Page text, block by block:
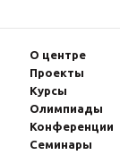
О центре
Проекты
Курсы
Олимпиады
Конферeнции
Семинары